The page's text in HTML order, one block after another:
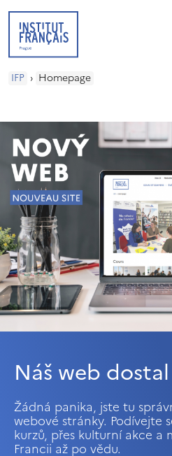
IFP › Homepage
Náš web
Žádná panika, jste tu
webové stránky. Podívejte
kurzů, přes kulturní akce a
Francii až po vědu.